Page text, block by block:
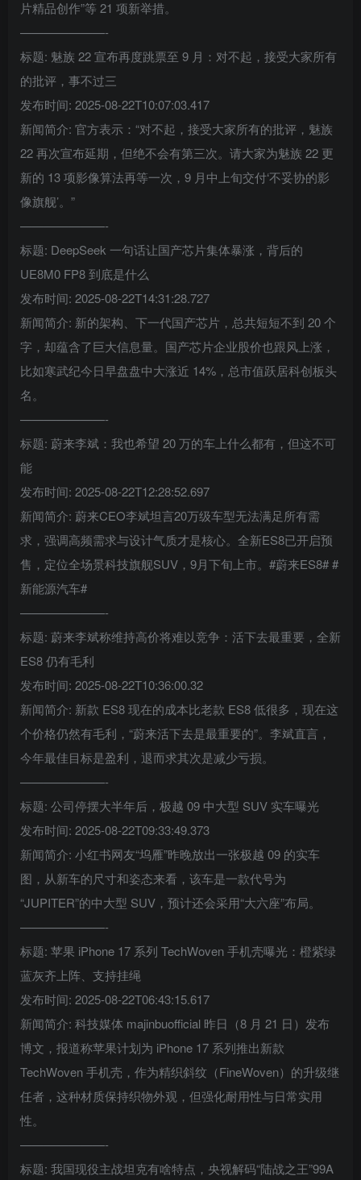
片精品创作”等 21 项新举措。
———————-
标题: 魅族 22 宣布再度跳票至 9 月：对不起，接受大家所有
的批评，事不过三
发布时间: 2025-08-22T10:07:03.417
新闻简介: 官方表示：“对不起，接受大家所有的批评，魅族
22 再次宣布延期，但绝不会有第三次。请大家为魅族 22 更
新的 13 项影像算法再等一次，9 月中上旬交付‘不妥协的影
像旗舰’。”
———————-
标题: DeepSeek 一句话让国产芯片集体暴涨，背后的
UE8M0 FP8 到底是什么
发布时间: 2025-08-22T14:31:28.727
新闻简介: 新的架构、下一代国产芯片，总共短短不到 20 个
字，却蕴含了巨大信息量。国产芯片企业股价也跟风上涨，
比如寒武纪今日早盘盘中大涨近 14%，总市值跃居科创板头
名。
———————-
标题: 蔚来李斌：我也希望 20 万的车上什么都有，但这不可
能
发布时间: 2025-08-22T12:28:52.697
新闻简介: 蔚来CEO李斌坦言20万级车型无法满足所有需
求，强调高频需求与设计气质才是核心。全新ES8已开启预
售，定位全场景科技旗舰SUV，9月下旬上市。#蔚来ES8# #
新能源汽车#
———————-
标题: 蔚来李斌称维持高价将难以竞争：活下去最重要，全新
ES8 仍有毛利
发布时间: 2025-08-22T10:36:00.32
新闻简介: 新款 ES8 现在的成本比老款 ES8 低很多，现在这
个价格仍然有毛利，“蔚来活下去是最重要的”。李斌直言，
今年最佳目标是盈利，退而求其次是减少亏损。
———————-
标题: 公司停摆大半年后，极越 09 中大型 SUV 实车曝光
发布时间: 2025-08-22T09:33:49.373
新闻简介: 小红书网友“坞雁”昨晚放出一张极越 09 的实车
图，从新车的尺寸和姿态来看，该车是一款代号为
“JUPITER”的中大型 SUV，预计还会采用“大六座”布局。
———————-
标题: 苹果 iPhone 17 系列 TechWoven 手机壳曝光：橙紫绿
蓝灰齐上阵、支持挂绳
发布时间: 2025-08-22T06:43:15.617
新闻简介: 科技媒体 majinbuofficial 昨日（8 月 21 日）发布
博文，报道称苹果计划为 iPhone 17 系列推出新款
TechWoven 手机壳，作为精织斜纹（FineWoven）的升级继
任者，这种材质保持织物外观，但强化耐用性与日常实用
性。
———————-
标题: 我国现役主战坦克有啥特点，央视解码“陆战之王”99A